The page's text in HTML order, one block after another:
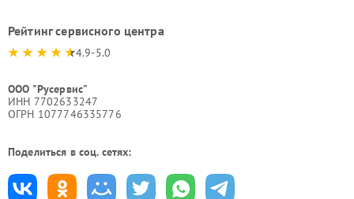
Рейтинг сервисного центра
4.9-5.0
ООО "Русервис"
ИНН 7702633247
ОГРН 1077746335776
Поделиться в соц. сетях: